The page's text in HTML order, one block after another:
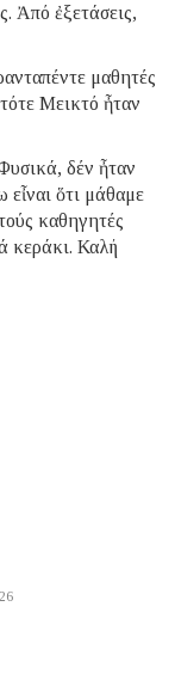
Ἀπό ἐξετάσεις,
μαθητές
Μεικτό ἦταν
δέν ἦταν
εἶναι ὅτι μάθαμε
καθηγητές
κεράκι. Καλή